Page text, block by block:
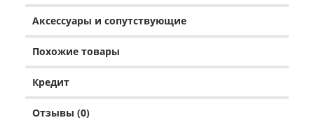
Аксессуары и сопутствующие
Похожие товары
Кредит
Отзывы (0)